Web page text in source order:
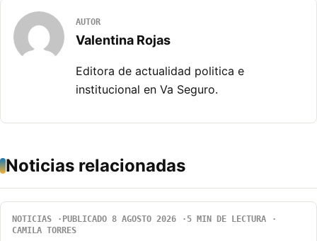
AUTOR
Valentina Rojas
Editora de actualidad politica e
institucional en Va Seguro.
Noticias relacionadas
NOTICIAS PUBLICADO 8 AGOSTO 2026
5 MIN DE LECTURA
CAMILA TORRES